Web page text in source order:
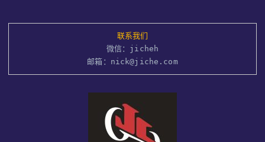
联系我们
微信：jicheh
邮箱：nick@jiche.com